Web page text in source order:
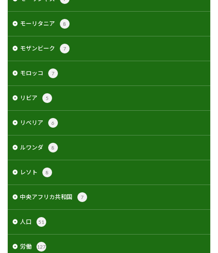
モーリタニア 8
モザンビーク 7
モロッコ 7
リビア 5
リベリア 6
ルワンダ 8
レソト 8
中央アフリカ共和国 7
人口 51
労働 127